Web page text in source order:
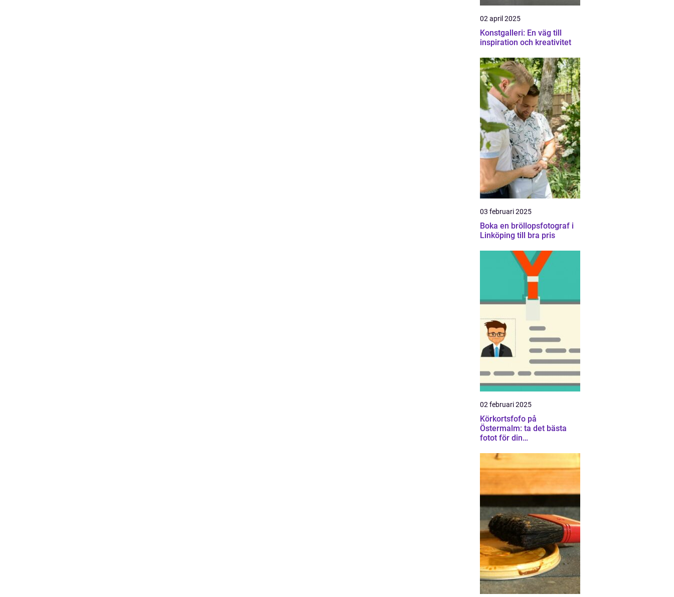
02 april 2025
Konstgalleri: En väg till
inspiration och kreativitet
03 februari 2025
Boka en bröllopsfotograf i
Linköping till bra pris
02 februari 2025
Körkortsfofo på
Östermalm: ta det bästa
fotot för din